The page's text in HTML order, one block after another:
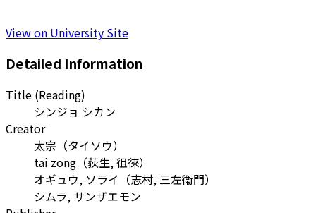
View on University Site
Detailed Information
Title (Reading)
シンジョ シカン
Creator
太宗 （タイソウ）
tai zong （荻生, 徂徠）
オギュウ, ソライ （志村, 三左衞門）
シムラ, サンザエモン